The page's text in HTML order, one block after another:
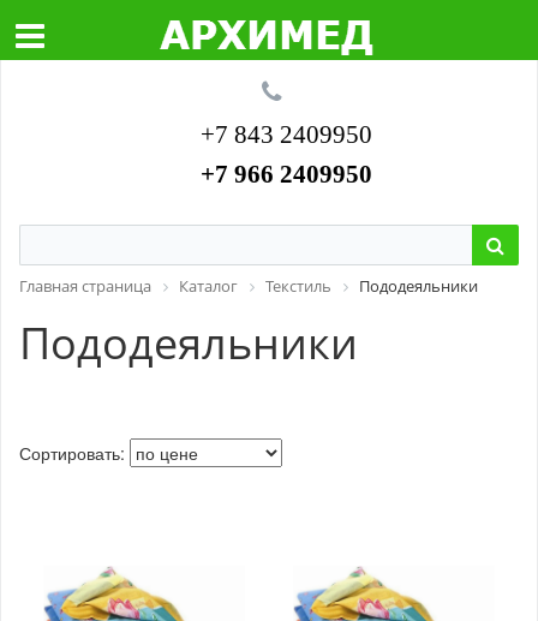
+7 843 2409950
+7 966 2409950
Главная страница Каталог Текстиль Пододеяльники
Пододеяльники
Сортировать: